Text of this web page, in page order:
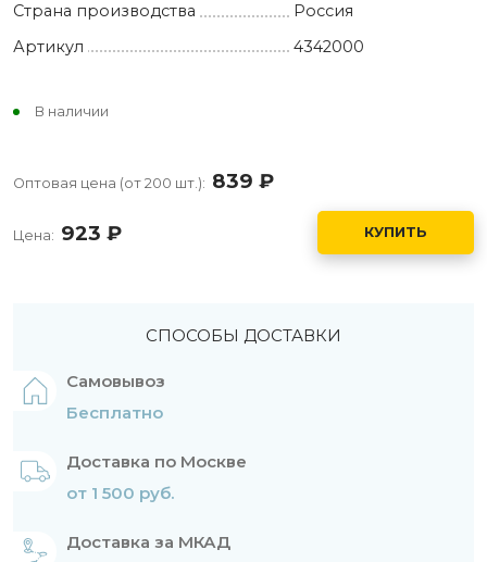
Страна производства
Россия
Артикул
4342000
В наличии
Оптовая цена (от 200 шт.): 839
Цена: 923 КУПИТЬ
СПОСОБЫ ДОСТАВКИ
Самовывоз
Бесплатно
Доставка по Москве
от 1 500 руб.
Доставка за МКАД